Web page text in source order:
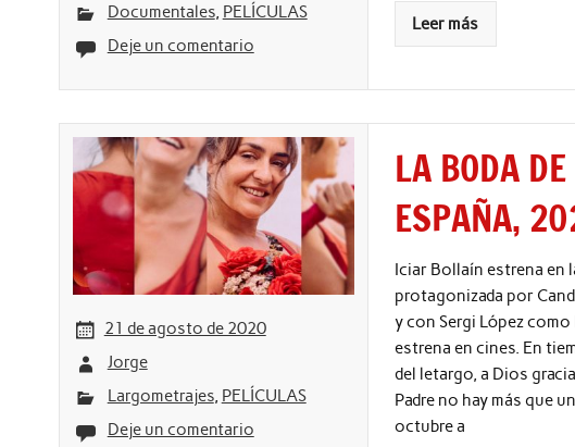
Documentales, PELÍCULAS
Deje un comentario
Leer más
21 de agosto de 2020
Jorge
Largometrajes, PELÍCULAS
Deje un comentario
LA BODA
ESPAÑA,
Iciar Bollaín estrena en
protagonizada por
y con Sergi López
estrena en cines. En
del letargo, a Dios
Padre no hay más que
octubre a